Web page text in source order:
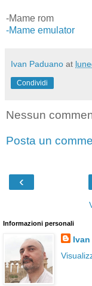
-Mame rom
-Mame emulator
Ivan Paduano at
Condividi
Nessun
Posta un
‹
Informazioni personali